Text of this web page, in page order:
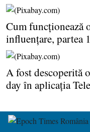
Cum funcţionează
influenţare, partea
A fost descoperită
day în aplicaţia